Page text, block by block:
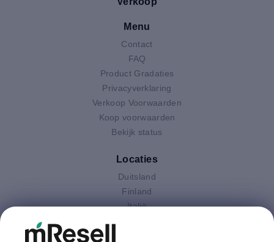
Menu
Contact
FAQ
Product Gradaties
Privacyverklaring
Verkoop Voorwaarden
Koop voorwaarden
Bekijk status
Locaties
Duitsland
Finland
Italië